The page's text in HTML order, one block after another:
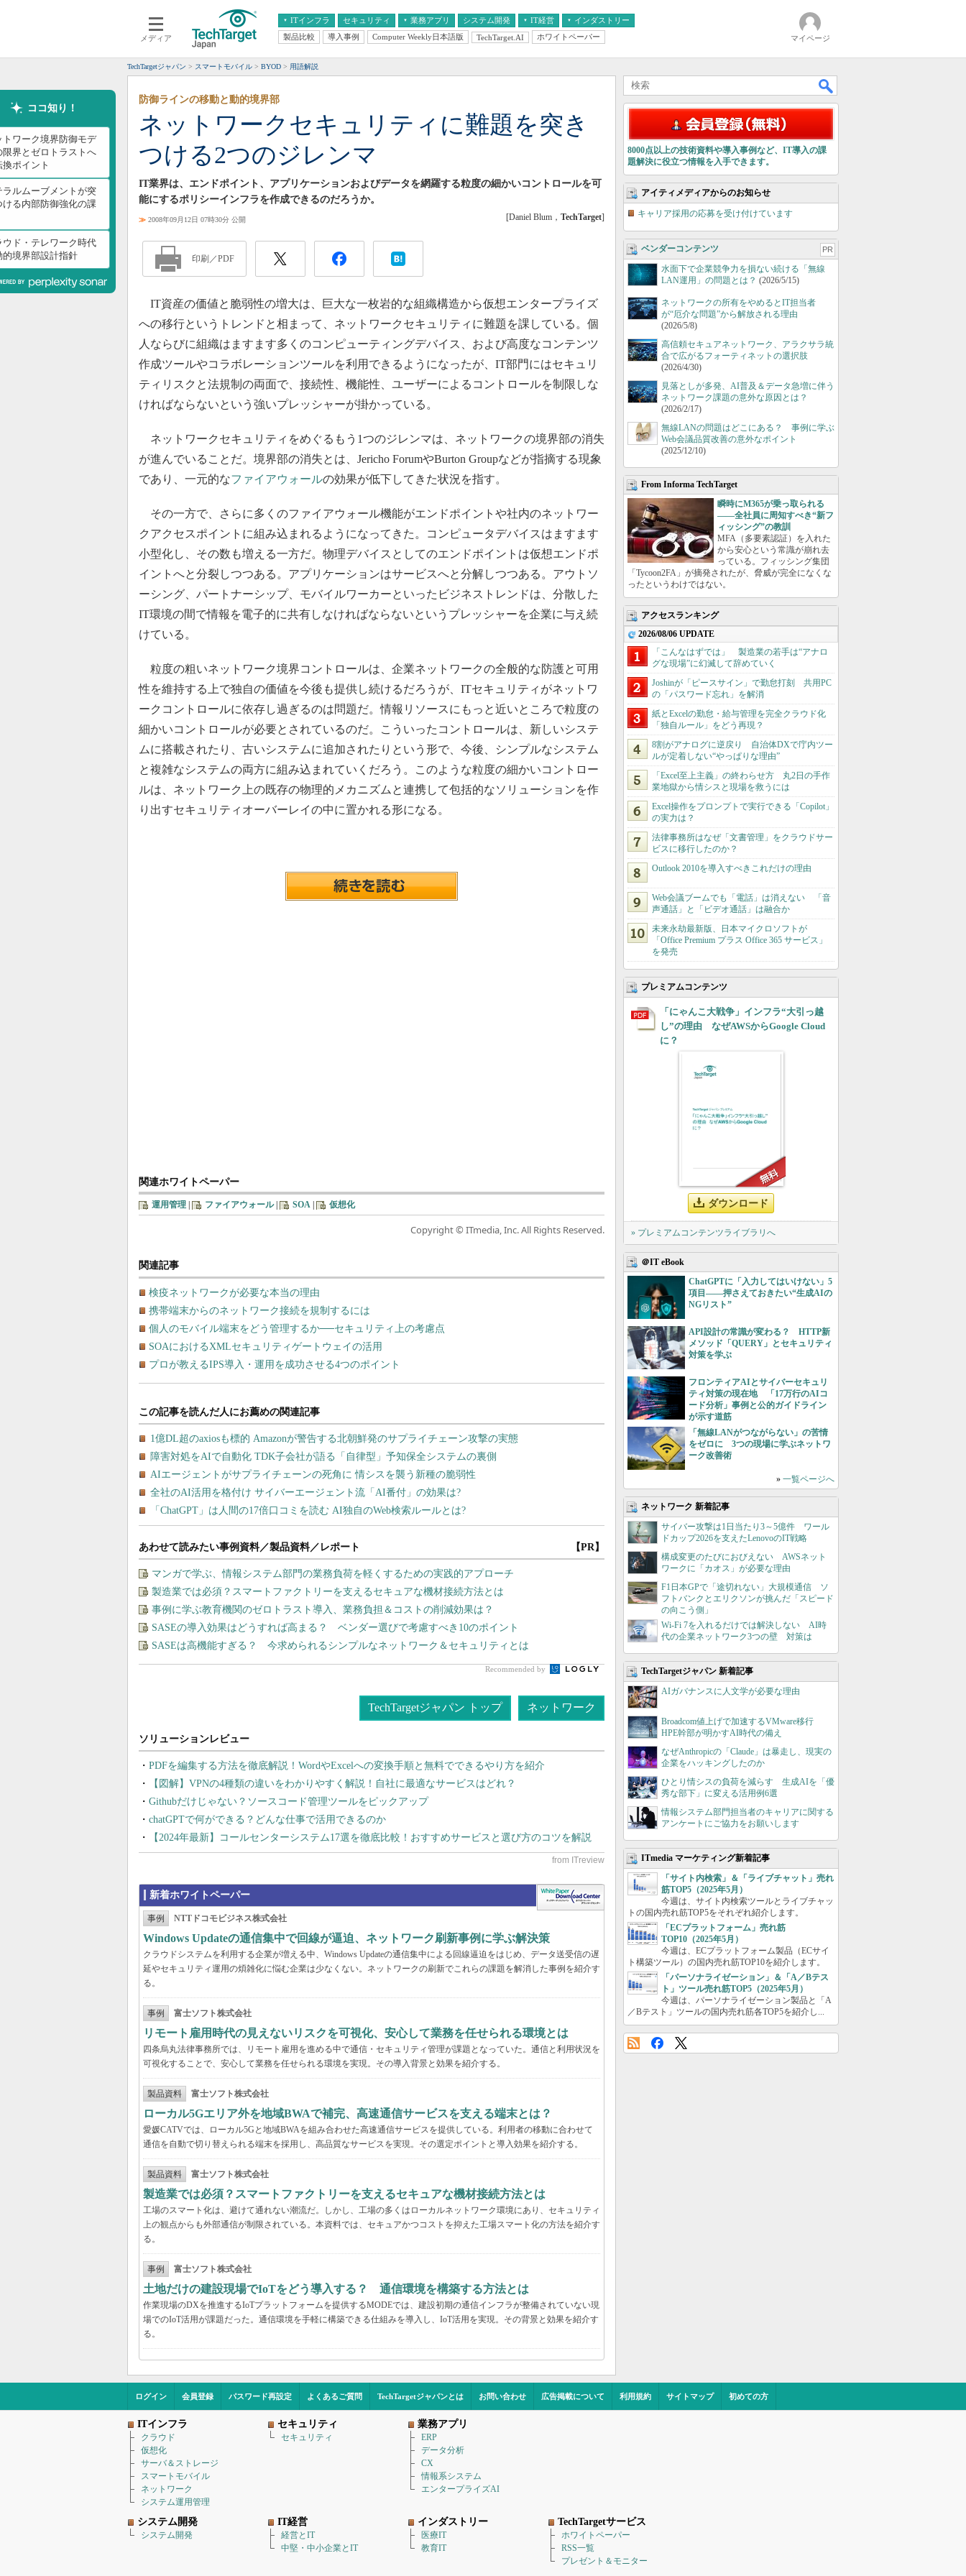
メディア
ITインフラ
クラウド
スマートモバイル
ネットワーク
システム運用管理
セキュリティ 業務アプリ
エンタープライズAI
ERP
CX
情報系システム
システム開発 IT経営
経営とIT
インダストリー
医療IT
製品比較 導入事例 Computer Weekly日本語版 TechTarget.AI ホワイトペーパー マイページ
TechTargetジャパン スマートモバイル BYOD 用語解説
ココ知り！
トワーク境界防御モデ
限界とゼロトラストへ
換ポイント
ラルムーブメントが突
ける内部防御強化の課
ウド・テレワーク時代
的境界部設計指針
ネットワークセキュリティに難題を突き
つける2つのジレンマ
防御ラインの移動と動的境界部
IT業界は、エンドポイント、アプリケーションおよびデータを網羅する粒度の細かいコントロールを可
能にするポリシーインフラを作成できるのだろうか。
≫ 2008年09月12日 07時30分 公開 [Daniel Blum， TechTarget]
印刷／PDF
IT資産の価値と脆弱性の増大は、巨大な一枚岩的な組織構造から仮想エンタープライズ
への移行というトレンドと相まって、ネットワークセキュリティに難題を課している。個
人ならびに組織はますます多くのコンピューティングデバイス、および高度なコンテンツ
作成ツールやコラボレーションツールを利用できるようになったが、IT部門にはセキュリ
ティリスクと法規制の両面で、接続性、機能性、ユーザーによるコントロールを制限しな
ければならないという強いプレッシャーが掛かっている。
ネットワークセキュリティをめぐるもう1つのジレンマは、ネットワークの境界部の消失
が進んでいることだ。境界部の消失とは、Jericho ForumやBurton Groupなどが指摘する現象
であり、一元的なファイアウォールの効果が低下してきた状況を指す。
その一方で、さらに多くのファイアウォール機能がエンドポイントや社内のネットワー
クアクセスポイントに組み込まれるようになってきた。コンピュータデバイスはますます
小型化し、その数も増える一方だ。物理デバイスとしてのエンドポイントは仮想エンドポ
イントへと分裂しつつある。アプリケーションはサービスへと分解しつつある。アウトソ
ーシング、パートナーシップ、モバイルワーカーといったビジネストレンドは、分散した
IT環境の間で情報を電子的に共有しなければならないというプレッシャーを企業に与え続
けている。
粒度の粗いネットワーク境界コントロールは、企業ネットワークの全般的な防護と可用
性を維持する上で独自の価値を今後も提供し続けるだろうが、ITセキュリティがネットワ
ークコントロールに依存し過ぎるのは問題だ。情報リソースにもっと近いところで粒度の
細かいコントロールが必要とされているのだ。こういったコントロールは、新しいシステ
ムに搭載されたり、古いシステムに追加されたりという形で、今後、シンプルなシステム
と複雑なシステムの両方に組み込まれていくだろう。このような粒度の細かいコントロー
ルは、ネットワーク上の既存の物理的メカニズムと連携して包括的なソリューションを作
り出すセキュリティオーバーレイの中に置かれる形になる。
関連ホワイトペーパー
運用管理 ファイアウォール| SOA 仮想化
Copyright © ITmedia, Inc. All Rights Reserved.
関連記事
検疫ネットワークが必要な本当の理由
携帯端末からのネットワーク接続を規制するには
個人のモバイル端末をどう管理するか──セキュリティ上の考慮点
SOAにおけるXMLセキュリティゲートウェイの活用
プロが教えるIPS導入・運用を成功させる4つのポイント
あわせて読みたい事例資料／製品資料／レポート 【PR】
マンガで学ぶ、情報システム部門の業務負荷を軽くするための実践的アプローチ
製造業では必須？スマートファクトリーを支えるセキュアな機材接続方法とは
事例に学ぶ教育機関のゼロトラスト導入、業務負担＆コストの削減効果は？
SASEの導入効果はどうすれば高まる？ ベンダー選びで考慮すべき10のポイント
SASEは高機能すぎる？ 今求められるシンプルなネットワーク＆セキュリティとは
Recommended by
TechTargetジャパン トップ ネットワーク
PDFを編集する方法を徹底解説！WordやExcelへの変換手順と無料でできるやり方を紹介
【図解】VPNの4種類の違いをわかりやすく解説！自社に最適なサービスはどれ？
Githubだけじゃない？ソースコード管理ツールをピックアップ
chatGPTで何ができる？どんな仕事で活用できるのか
【2024年最新】コールセンターシステム17選を徹底比較！おすすめサービスと選び方のコツを解説
新着ホワイトペーパー
事例 NTTドコモビジネス株式会社
Windows Updateの通信集中で回線が逼迫、ネットワーク刷新事例に学ぶ解決策
クラウドシステムを利用する企業が増える中、Windows Updateの通信集中による回線逼迫をはじめ、データ送受信の遅
延やセキュリティ運用の煩雑化に悩む企業は少なくない。ネットワークの刷新でこれらの課題を解消した事例を紹介す
る。
事例 富士ソフト株式会社
リモート雇用時代の見えないリスクを可視化、安心して業務を任せられる環境とは
四条烏丸法律事務所では、リモート雇用を進める中で通信・セキュリティ管理が課題となっていた。通信と利用状況を
可視化することで、安心して業務を任せられる環境を実現。その導入背景と効果を紹介する。
製品資料 富士ソフト株式会社
ローカル5Gエリア外を地域BWAで補完、高速通信サービスを支える端末とは？
愛媛CATVでは、ローカル5Gと地域BWAを組み合わせた高速通信サービスを提供している。利用者の移動に合わせて
通信を自動で切り替えられる端末を採用し、高品質なサービスを実現。その選定ポイントと導入効果を紹介する。
製品資料 富士ソフト株式会社
製造業では必須？スマートファクトリーを支えるセキュアな機材接続方法とは
工場のスマート化は、避けて通れない潮流だ。しかし、工場の多くはローカルネットワーク環境にあり、セキュリティ
上の観点からも外部通信が制限されている。本資料では、セキュアかつコストを抑えた工場スマート化の方法を紹介す
る。
事例 富士ソフト株式会社
土地だけの建設現場でIoTをどう導入する？ 通信環境を構築する方法とは
作業現場のDXを推進するIoTプラットフォームを提供するMODEでは、建設初期の通信インフラが整備されていない現
場でのIoT活用が課題だった。通信環境を手軽に構築できる仕組みを導入し、IoT活用を実現。その背景と効果を紹介す
る。
8000点以上の技術資料や導入事例など、IT導入の課
題解決に役立つ情報を入手できます。
アイティメディアからのお知らせ
キャリア採用の応募を受け付けています
ベンダーコンテンツ PR
水面下で企業競争力を損ない続ける「無線
LAN運用」の問題とは？ (2026/5/15)
ネットワークの所有をやめるとIT担当者
が“厄介な問題”から解放される理由
(2026/5/8)
高信頼セキュアネットワーク、アラクサラ統
合で広がるフォーティネットの選択肢
(2026/4/30)
見落としが多発、AI普及＆データ急増に伴う
ネットワーク課題の意外な原因とは？
(2026/2/17)
無線LANの問題はどこにある？ 事例に学ぶ
Web会議品質改善の意外なポイント
(2025/12/10)
From Informa TechTarget
瞬時にM365が乗っ取られる
――全社員に周知すべき“新フ
ィッシング”の教訓
MFA（多要素認証）を入れた
から安心という常識が崩れ去
っている。フィッシング集団
「Tycoon2FA」が摘発されたが、脅威が完全になくな
ったというわけではない。
アクセスランキング
2026/08/06 UPDATE
「こんなはずでは」 製造業の若手は“アナロ
グな現場”に幻滅して辞めていく
Joshinが「ピースサイン」で勤怠打刻 共用PC
の「パスワード忘れ」を解消
紙とExcelの勤怠・給与管理を完全クラウド化
「独自ルール」をどう再現？
8割がアナログに逆戻り 自治体DXで庁内ツー
ルが定着しない“やっぱりな理由”
「Excel至上主義」の終わらせ方 丸2日の手作
業地獄から情シスと現場を救うには
Excel操作をプロンプトで実行できる「Copilot」
の実力は？
法律事務所はなぜ「文書管理」をクラウドサー
ビスに移行したのか？
Outlook 2010を導入すべきこれだけの理由
Web会議ブームでも「電話」は消えない 「音
声通話」と「ビデオ通話」は融合か
未来永劫最新版、日本マイクロソフトが
「Office Premium プラス Office 365 サービス」
を発売
プレミアムコンテンツ
「にゃんこ大戦争」インフラ“大引っ越
し”の理由 なぜAWSからGoogle Cloud
に？
ダウンロード
» プレミアムコンテンツライブラリへ
＠IT eBook
ChatGPTに「入力してはいけない」5
項目――押さえておきたい“生成AIの
NGリスト”
API設計の常識が変わる？ HTTP新
メソッド「QUERY」とセキュリティ
対策を学ぶ
フロンティアAIとサイバーセキュリ
ティ対策の現在地 「17万行のAIコ
ード分析」事例と公的ガイドライン
が示す道筋
「無線LANがつながらない」の苦情
をゼロに 3つの現場に学ぶネットワ
ーク改善術
» 一覧ページへ
ネットワーク 新着記事
サイバー攻撃は1日当たり3～5億件 ワール
ドカップ2026を支えたLenovoのIT戦略
構成変更のたびにおびえない AWSネット
ワークに「カオス」が必要な理由
F1日本GPで「途切れない」大規模通信 ソ
フトバンクとエリクソンが挑んだ「スピード
の向こう側」
Wi-Fi 7を入れるだけでは解決しない AI時
代の企業ネットワーク3つの壁 対策は
TechTargetジャパン 新着記事
AIガバナンスに人文学が必要な理由
Broadcom値上げで加速するVMware移行
HPE幹部が明かすAI時代の備え
なぜAnthropicの「Claude」は暴走し、現実の
企業をハッキングしたのか
ひとり情シスの負荷を減らす 生成AIを「優
秀な部下」に変える活用例6選
情報システム部門担当者のキャリアに関する
アンケートにご協力をお願いします
ITmedia マーケティング新着記事
「サイト内検索」＆「ライブチャット」売れ
筋TOP5（2025年5月）
今週は、サイト内検索ツールとライブチャッ
トの国内売れ筋TOP5をそれぞれ紹介します。
「ECプラットフォーム」売れ筋
TOP10（2025年5月）
今週は、ECプラットフォーム製品（ECサイ
ト構築ツール）の国内売れ筋TOP10を紹介します。
「パーソナライゼーション」＆「A／Bテス
ト」ツール売れ筋TOP5（2025年5月）
今週は、パーソナライゼーション製品と「A
／Bテスト」ツールの国内売れ筋各TOP5を紹介し...
ログイン 会員登録 パスワード再設定 よくあるご質問 TechTargetジャパンとは お問い合わせ 広告掲載について 利用規約 サイトマップ 初めての方
ITインフラ
クラウド
仮想化
サーバ＆ストレージ
スマートモバイル
ネットワーク
システム運用管理
セキュリティ
セキュリティ
業務アプリ
ERP
データ分析
CX
情報系システム
エンタープライズAI
システム開発
システム開発
IT経営
経営とIT
中堅・中小企業とIT
インダストリー
医療IT
教育IT
TechTargetサービス
ホワイトペーパー
RSS一覧
プレゼント＆モニター